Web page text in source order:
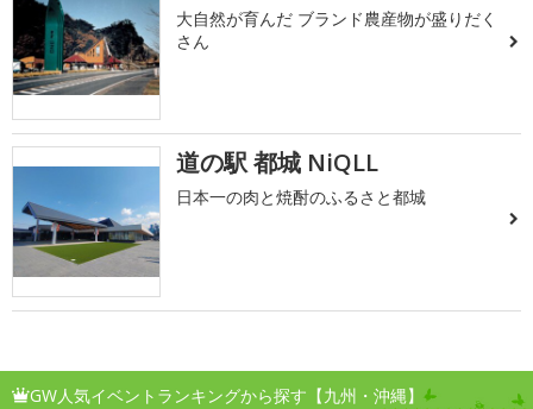
大自然が育んだ ブランド農産物が盛りだく
さん
道の駅 都城 NiQLL
日本一の肉と焼酎のふるさと都城
GW人気イベントランキングから探す【九州・沖縄】